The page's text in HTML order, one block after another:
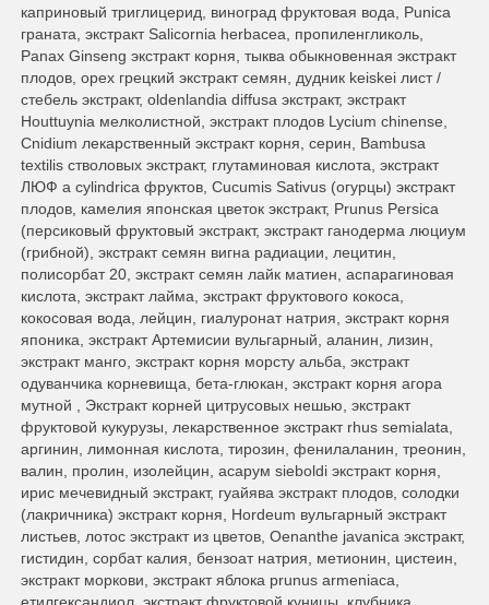
каприновый триглицерид, виноград фруктовая вода, Punica
граната, экстракт Salicornia herbacea, пропиленгликоль,
Panax Ginseng экстракт корня, тыква обыкновенная экстракт
плодов, орех грецкий экстракт семян, дудник keiskei лист /
стебель экстракт, oldenlandia diffusa экстракт, экстракт
Houttuynia мелколистной, экстракт плодов Lycium chinense,
Cnidium лекарственный экстракт корня, серин, Bambusa
textilis стволовых экстракт, глутаминовая кислота, экстракт
ЛЮФ а cylindrica фруктов, Cucumis Sativus (огурцы) экстракт
плодов, камелия японская цветок экстракт, Prunus Persica
(персиковый фруктовый экстракт, экстракт ганодерма люциум
(грибной), экстракт семян вигна радиации, лецитин,
полисорбат 20, экстракт семян лайк матиен, аспарагиновая
кислота, экстракт лайма, экстракт фруктового кокоса,
кокосовая вода, лейцин, гиалуронат натрия, экстракт корня
японика, экстракт Артемисии вульгарный, аланин, лизин,
экстракт манго, экстракт корня морсту альба, экстракт
одуванчика корневища, бета-глюкан, экстракт корня агора
мутной , Экстракт корней цитрусовых нешью, экстракт
фруктовой кукурузы, лекарственное экстракт rhus semialata,
аргинин, лимонная кислота, тирозин, фенилаланин, треонин,
валин, пролин, изолейцин, асарум sieboldi экстракт корня,
ирис мечевидный экстракт, гуайява экстракт плодов, солодки
(лакричника) экстракт корня, Hordeum вульгарный экстракт
листьев, лотос экстракт из цветов, Oenanthe javanica экстракт,
гистидин, сорбат калия, бензоат натрия, метионин, цистеин,
экстракт моркови, экстракт яблока prunus armeniaca,